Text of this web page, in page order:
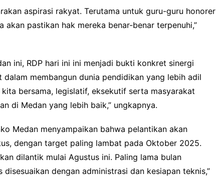
aspirasi rakyat. Terutama untuk guru-guru honorer
pastikan hak mereka benar-benar terpenuhi,”
ini, RDP hari ini ini menjadi bukti konkret sinergi
membangun dunia pendidikan yang lebih adil
bersama, legislatif, eksekutif serta masyarakat
di Medan yang lebih baik,” ungkapnya.
Medan menyampaikan bahwa pelantikan akan
dengan target paling lambat pada Oktober 2025.
dilantik mulai Agustus ini. Paling lama bulan
dengan administrasi dan kesiapan teknis,”